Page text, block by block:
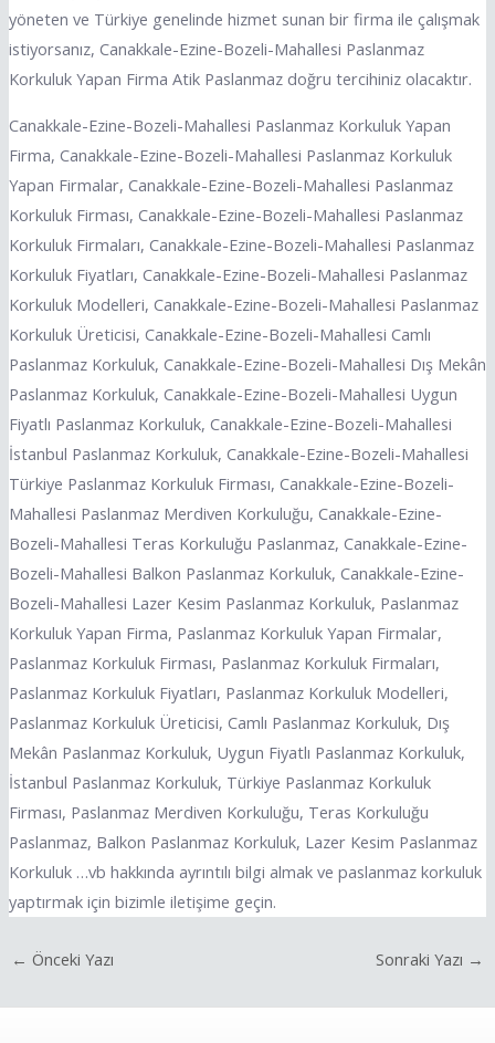
yöneten ve Türkiye genelinde hizmet sunan bir firma ile çalışmak
istiyorsanız, Canakkale-Ezine-Bozeli-Mahallesi Paslanmaz
Korkuluk Yapan Firma Atik Paslanmaz doğru tercihiniz olacaktır.
Canakkale-Ezine-Bozeli-Mahallesi Paslanmaz Korkuluk Yapan
Firma, Canakkale-Ezine-Bozeli-Mahallesi Paslanmaz Korkuluk
Yapan Firmalar, Canakkale-Ezine-Bozeli-Mahallesi Paslanmaz
Korkuluk Firması, Canakkale-Ezine-Bozeli-Mahallesi Paslanmaz
Korkuluk Firmaları, Canakkale-Ezine-Bozeli-Mahallesi Paslanmaz
Korkuluk Fiyatları, Canakkale-Ezine-Bozeli-Mahallesi Paslanmaz
Korkuluk Modelleri, Canakkale-Ezine-Bozeli-Mahallesi Paslanmaz
Korkuluk Üreticisi, Canakkale-Ezine-Bozeli-Mahallesi Camlı
Paslanmaz Korkuluk, Canakkale-Ezine-Bozeli-Mahallesi Dış Mekân
Paslanmaz Korkuluk, Canakkale-Ezine-Bozeli-Mahallesi Uygun
Fiyatlı Paslanmaz Korkuluk, Canakkale-Ezine-Bozeli-Mahallesi
İstanbul Paslanmaz Korkuluk, Canakkale-Ezine-Bozeli-Mahallesi
Türkiye Paslanmaz Korkuluk Firması, Canakkale-Ezine-Bozeli-
Mahallesi Paslanmaz Merdiven Korkuluğu, Canakkale-Ezine-
Bozeli-Mahallesi Teras Korkuluğu Paslanmaz, Canakkale-Ezine-
Bozeli-Mahallesi Balkon Paslanmaz Korkuluk, Canakkale-Ezine-
Bozeli-Mahallesi Lazer Kesim Paslanmaz Korkuluk, Paslanmaz
Korkuluk Yapan Firma, Paslanmaz Korkuluk Yapan Firmalar,
Paslanmaz Korkuluk Firması, Paslanmaz Korkuluk Firmaları,
Paslanmaz Korkuluk Fiyatları, Paslanmaz Korkuluk Modelleri,
Paslanmaz Korkuluk Üreticisi, Camlı Paslanmaz Korkuluk, Dış
Mekân Paslanmaz Korkuluk, Uygun Fiyatlı Paslanmaz Korkuluk,
İstanbul Paslanmaz Korkuluk, Türkiye Paslanmaz Korkuluk
Firması, Paslanmaz Merdiven Korkuluğu, Teras Korkuluğu
Paslanmaz, Balkon Paslanmaz Korkuluk, Lazer Kesim Paslanmaz
Korkuluk …vb hakkında ayrıntılı bilgi almak ve paslanmaz korkuluk
yaptırmak için bizimle iletişime geçin.
← Önceki Yazı Sonraki Yazı →